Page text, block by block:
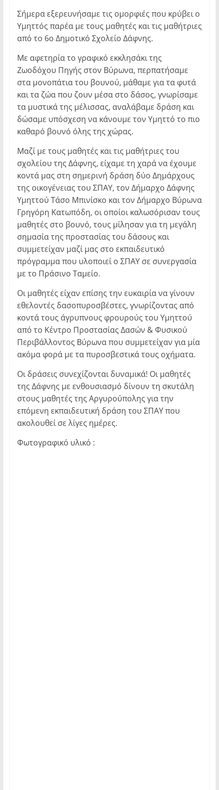
Σήμερα εξερευνήσαμε τις ομορφιές που κρύβει ο
Υμηττός παρέα με τους μαθητές και τις μαθήτριες
από το 6ο Δημοτικό Σχολείο Δάφνης.
Με αφετηρία το γραφικό εκκλησάκιτης
Ζωοδόχου Πηγής στον Βύρωνα, περπατήσαμε
στα μονοπάτια του βουνού, μάθαμε για τα φυτά
και τα ζώα που ζουν μέσα στο δάσος, γνωρίσαμε
τα μυστικά της μέλισσας, αναλάβαμε δράση και
δώσαμε υπόσχεση να κάνουμε τον Υμηττό το πιο
καθαρό βουνό όλης της χώρας.
Μαζί με τους μαθητές και τις μαθήτριες του
σχολείου της Δάφνης, είχαμε τη χαρά να έχουμε
κοντά μας στη σημερινή δράση δύο Δημάρχους
της οικογένειας του ΣΠΑΥ, τον Δήμαρχο Δάφνης
Υμηττού Τάσο Μπινίσκο και τον Δήμαρχο Βύρωνα
Γρηγόρη Κατωπόδη, οι οποίοι καλωσόρισαν τους
μαθητές στο βουνό, τους μίλησαν για τη μεγάλη
σημασία της προστασίας του δάσους και
συμμετείχαν μαζί μας στο εκπαιδευτικό
πρόγραμμα που υλοποιεί ο ΣΠΑΥ σε συνεργασία
με το Πράσινο Ταμείο.
Οι μαθητές είχαν επίσης την ευκαιρία να γίνουν
εθελοντές δασοπυροσβέστες, γνωρίζοντας από
κοντά τους άγρυπνους φρουρούς του Υμηττού
από το Κέντρο Προστασίας Δασών & Φυσικού
Περιβάλλοντος Βύρωνα που συμμετείχαν για μία
ακόμα φορά με τα πυροσβεστικά τους οχήματα.
Οι δράσεις συνεχίζονται δυναμικά! Οι μαθητές
της Δάφνης με ενθουσιασμό δίνουν τη σκυτάλη
στους μαθητές της Αργυρούπολης για την
επόμενη εκπαιδευτική δράση του ΣΠΑΥ που
ακολουθεί σε λίγες ημέρες.
Φωτογραφικό υλικό :